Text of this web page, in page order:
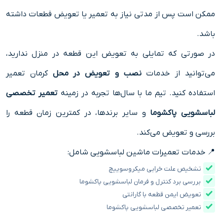
ممکن است پس از مدتی نیاز به تعمیر یا تعویض قطعات داشته
باشد.
در صورتی که تمایلی به تعویض این قطعه در منزل ندارید،
می‌توانید از خدماتنصب و تعویض در محل کرمان تعمیر
استفاده کنید. تیم ما با سال‌ها تجربه در زمینهتعمیر تخصصی
لباسشویی پاکشوما و سایر برندها، در کمترین زمان قطعه را
بررسی و تعویض می‌کند.
📍 خدمات تعمیرات ماشین لباسشویی شامل:
تشخیص علت خرابی میکروسوییچ
بررسی برد کنترل و فرمان لباسشویی پاکشوما
تعویض ایمن قطعه با گارانتی
تعمیر تخصصی لباسشویی پاکشوما